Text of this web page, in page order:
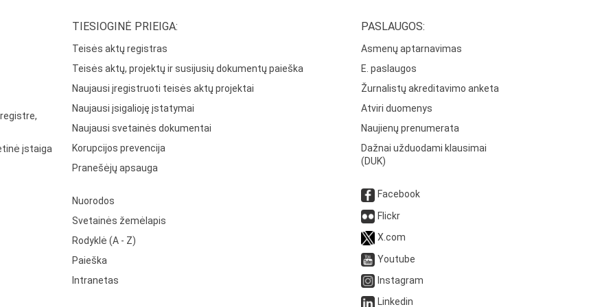
įstaiga
TIESIOGINĖ PRIEIGA:
Teisės aktų registras
Teisės aktų, projektų ir susijusių dokumentų paieška
Naujausi įregistruoti teisės aktų projektai
Naujausi įsigalioję įstatymai
Naujausi svetainės dokumentai
Korupcijos prevencija
Pranešėjų apsauga
Nuorodos
Svetainės žemėlapis
Rodyklė (A - Z)
Paieška
Intranetas
PASLAUGOS:
Asmenų aptarnavimas
E. paslaugos
Žurnalistų akreditavimo anketa
Atviri duomenys
Naujienų prenumerata
Dažnai užduodami klausimai
(DUK)
Facebook
Flickr
X.com
Youtube
Instagram
Linkedin